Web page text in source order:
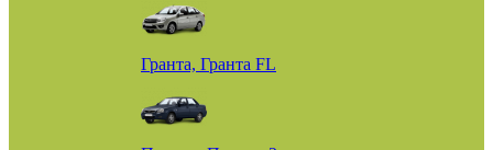
Гранта, Гранта FL